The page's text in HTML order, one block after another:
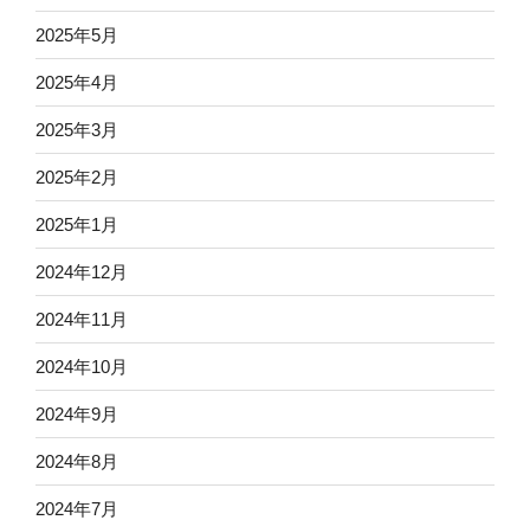
2025年5月
2025年4月
2025年3月
2025年2月
2025年1月
2024年12月
2024年11月
2024年10月
2024年9月
2024年8月
2024年7月